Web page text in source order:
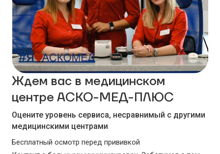
Ждем вас в медицинском
центре АСКО-МЕД-ПЛЮС
Оцените уровень сервиса, несравнимый с другими
медицинскими центрами
Бесплатный осмотр перед прививкой